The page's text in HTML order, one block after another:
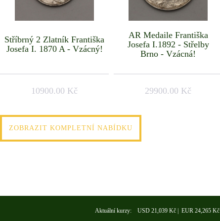
Stříbrný 2 Zlatník Františka
Josefa I. 1870 A - Vzácný!
10900.00 Kč
AR Medaile Františka
Josefa I.1892 - Střelby
Brno - Vzácná!
29900.00 Kč
ZOBRAZIT KOMPLETNÍ NABÍDKU
Aktuální kurzy: USD 21,039 Kč | EUR 24,265 Kč